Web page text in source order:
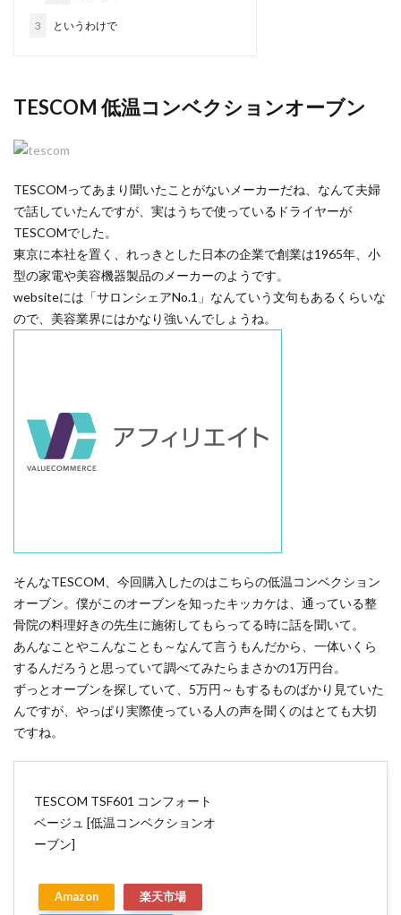
3 というわけで
TESCOM 低温コンベクションオーブン
TESCOMってあまり聞いたことがないメーカーだね、なんて夫婦
で話していたんですが、実はうちで使っているドライヤーが
TESCOMでした。
東京に本社を置く、れっきとした日本の企業で創業は1965年、小
型の家電や美容機器製品のメーカーのようです。
websiteには「サロンシェアNo.1」なんていう文句もあるくらいな
ので、美容業界にはかなり強いんでしょうね。
そんなTESCOM 、今回購入したのはこちらの低温コンベクション
オーブン。 僕がこのオーブンを知ったキッカケは、通っている整
骨院の料理好きの先生に施術してもらってる時に話を聞いて。
あんなことやこんなことも～なんて言うもんだから、一体いくら
するんだろうと思っていて調べてみたらまさかの1万円台。
ずっとオーブンを探していて、5万円～もするものばかり見ていた
んですが、やっぱり実際使っている人の声を聞くのはとても大切
ですね。
TESCOM TSF601 コンフォート
ベージュ [低温コンベクションオ
ーブン]
Amazon 楽天市場